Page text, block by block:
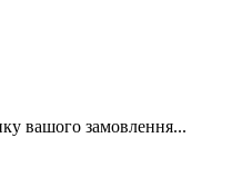
вашого замовлення...